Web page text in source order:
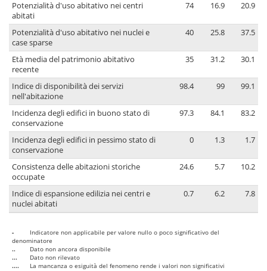
Potenzialità d'uso abitativo nei centri
abitati
74 16.9 20.9
Potenzialità d'uso abitativo nei nuclei e
case sparse
40 25.8 37.5
Età media del patrimonio abitativo
recente
35 31.2 30.1
Indice di disponibilità dei servizi
nell'abitazione
98.4 99 99.1
Incidenza degli edifici in buono stato di
conservazione
97.3 84.1 83.2
Incidenza degli edifici in pessimo stato di
conservazione
0 1.3 1.7
Consistenza delle abitazioni storiche
occupate
24.6 5.7 10.2
Indice di espansione edilizia nei centri e
nuclei abitati
0.7 6.2 7.8
-
Indicatore non applicabile per valore nullo o poco significativo del
denominatore
..
Dato non ancora disponibile
...
Dato non rilevato
....
La mancanza o esiguità del fenomeno rende i valori non significativi